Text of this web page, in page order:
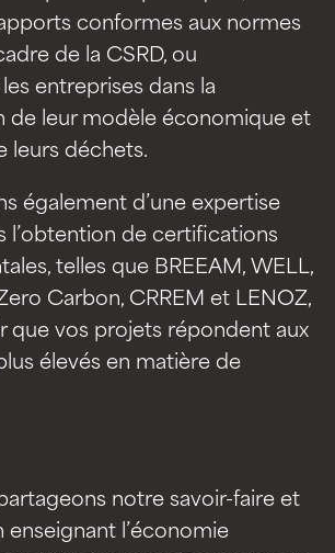
conformes aux normes
de la CSRD, ou
entreprises dans la
de leur modèle économique et
leurs déchets.
également d’une expertise
l’obtention de certifications
telles que BREEAM, WELL,
Carbon, CRREM et LENOZ,
que vos projets répondent aux
élevés en matière de
notre savoir-faire et
enseignant l’économie